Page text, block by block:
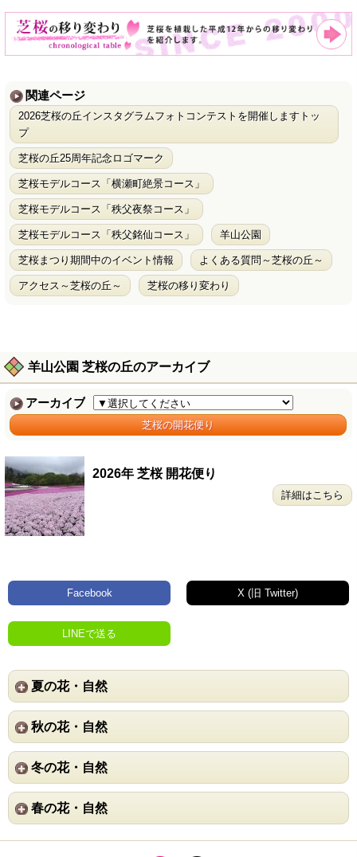
関連ページ
2026芝桜の丘インスタグラムフォトコンテストを開催しますトッ
プ
芝桜の丘25周年記念ロゴマーク
芝桜モデルコース「横瀬町絶景コース」
芝桜モデルコース「秩父夜祭コース」
芝桜モデルコース「秩父銘仙コース」 羊山公園
芝桜まつり期間中のイベント情報 よくある質問～芝桜の丘～
アクセス～芝桜の丘～ 芝桜の移り変わり
羊山公園 芝桜の丘のアーカイブ
アーカイブ
芝桜の開花便り
2026年 芝桜 開花便り
詳細はこちら
Facebook X (旧 Twitter)
LINEで送る
夏の花・自然
秋の花・自然
冬の花・自然
春の花・自然